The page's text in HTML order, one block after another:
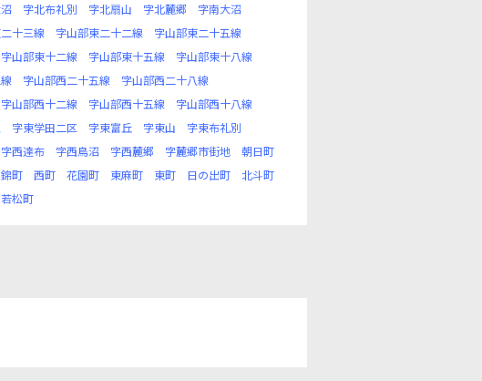
字北布礼別 字北扇山 字北麓郷
字南大沼
十三線 字山部東二十二線
字山部東二十五線
字山部東十二線 字山部東十五線
字山部東十八線
字山部西二十五線
字山部西二十八線
字山部西十二線 字山部西十五線
字山部西十八線
字東学田二区 字東富丘 字東山
字東布礼別
字西達布 字西鳥沼 字西麓郷 字麓郷市街地
朝日町
錦町 西町 花園町 東麻町 東町 日の出町
北斗町
若松町